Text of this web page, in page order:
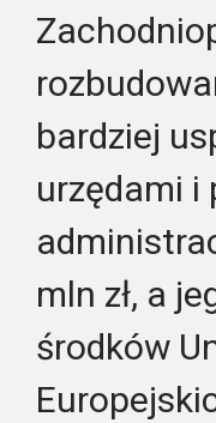
bardziej
urzędami i
mln zł, a
środków